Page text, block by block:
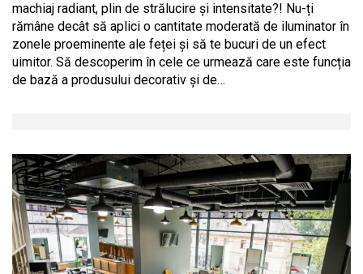
machiaj radiant, plin de strălucire și intensitate?! Nu-ți
rămâne decât să aplici o cantitate moderată de iluminator în
zonele proeminente ale feței și să te bucuri de un efect
uimitor. Să descoperim în cele ce urmează care este funcția
de bază a produsului decorativ și de…